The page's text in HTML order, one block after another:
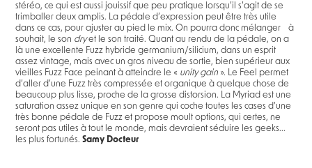
stéréo, ce qui est aussi jouissif que peu pratique lorsqu’il s’agit de se
trimballer deux amplis. La pédale d’expression peut être très utile
dans ce cas, pour ajuster au pied le mix. On pourra donc mélanger à
souhait, le son dryet le son traité. Quant au rendu de la pédale, on a
là une excellente Fuzz hybride germanium/silicium, dans un esprit
assez vintage, mais avec un gros niveau de sortie, bien supérieur aux
vieilles Fuzz Face peinant à atteindre le « unity gain ». Le Feel permet
d’aller d’une Fuzz très compressée et organique à quelque chose de
beaucoup plus lisse, proche de la grosse distorsion. La Myriad est une
saturation assez unique en son genre qui coche toutes les cases d’une
très bonne pédale de Fuzz et propose moult options, qui certes, ne
seront pas utiles à tout le monde, mais devraient séduire les geeks...
les plus fortunés.Samy Docteur